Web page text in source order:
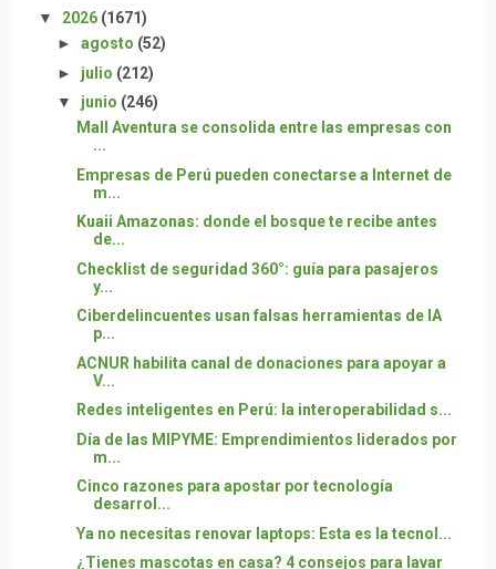
▼ 2026 (1671)
► agosto (52)
► julio (212)
▼ junio (246)
Mall Aventura se consolida entre las empresas con
...
Empresas de Perú pueden conectarse a Internet de
m...
Kuaii Amazonas: donde el bosque te recibe antes
de...
Checklist de seguridad 360°: guía para pasajeros
y...
Ciberdelincuentes usan falsas herramientas de IA
p...
ACNUR habilita canal de donaciones para apoyar a
V...
Redes inteligentes en Perú: la interoperabilidad s...
Día de las MIPYME: Emprendimientos liderados por
m...
Cinco razones para apostar por tecnología
desarrol...
Ya no necesitas renovar laptops: Esta es la tecnol...
¿Tienes mascotas en casa? 4 consejos para lavar